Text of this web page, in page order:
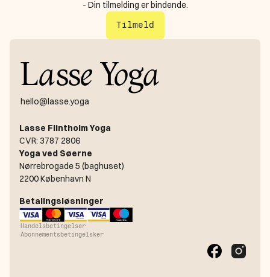
- Din tilmelding er bindende.
Tilmeld
Lasse Yoga
hello@lasse.yoga
Lasse Flintholm Yoga
CVR: 3787 2806
Yoga ved Søerne
Nørrebrogade 5 (baghuset)
2200 København N
Betalingsløsninger
Handelsbetingelser
Abonnementsbetingelsker